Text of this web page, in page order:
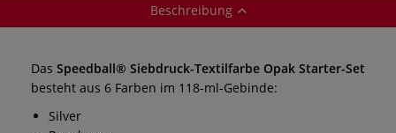
Beschreibung
Das Speedball® Siebdruck-Textilfarbe Opak Starter-Set
besteht aus 6 Farben im 118-ml-Gebinde:
Silver